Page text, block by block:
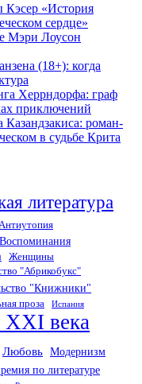
«История
сердце»
Мэри Лоусон
(18+): когда
Херрндорфа: граф
приключений
роман-
в судьбе Крита
литература
Воспоминания
Женщины
"Абрикобукс"
"Книжники"
проза Испания
XXI века
Любовь Модернизм
по литературе